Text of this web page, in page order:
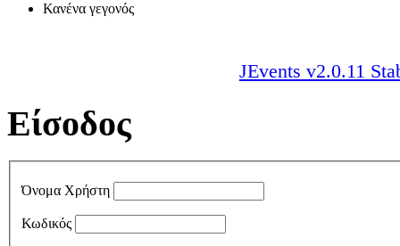
Κανένα γεγονός
JEvents v2.0.11
Είσοδος
Όνομα Χρήστη
Κωδικός